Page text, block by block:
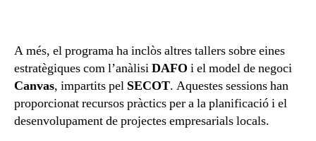
A més, el programa ha inclòs altres tallers sobre eines
estratègiques com l’anàlisiDAFO i el model de negoci
Canvas, impartits pel SECOT. Aquestes sessions han
proporcionat recursos pràctics per a la planificació i el
desenvolupament de projectes empresarials locals.